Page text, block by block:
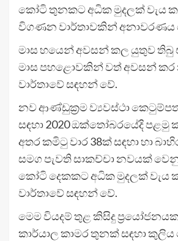
කෝටි තුනකට අධික මුදලක් වැය
විගණන වාර්තාවකින් අනාවරණය
මාස හයෙන් අවසන් කල යුතුව තිබු
මාස පහළොවකින් වත් අවසන් කර
වාර්තාවේ සඳහන් වේ.
නව ආණ්ඩුක‍්‍රම ව්‍යවස්ථා
සඳහා 2020 ඔක්තෝබරයේදි පළමු
අතර කමිටු වාර 38ක් සඳහා හා
සමග පැවති සාකච්චා නවයක්
කෝටි දෙකකට අධික මුදලක් වැය
වාර්තාවේ සඳහන් වේ.
මෙම වියදම් තුළ කිසිදු
කාර්යාල කාමර තුනක් සඳහා